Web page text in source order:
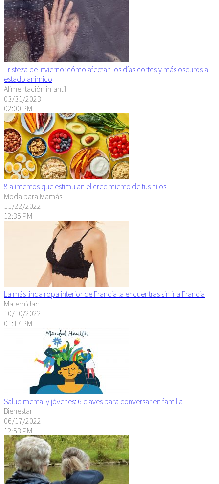
Tristeza de invierno: cómo afectan los días cortos y más oscuros al
estado anímico
Alimentación infantil
03/31/2023
02:00 PM
8 alimentos que estimulan el crecimiento de tus hijos
Moda para Mamás
11/22/2022
12:35 PM
La más linda ropa interior de Francia la encuentras sin ir a Francia
Maternidad
10/10/2022
01:17 PM
Salud mental y jóvenes: 6 claves para conversar en familia
Bienestar
06/17/2022
12:53 PM